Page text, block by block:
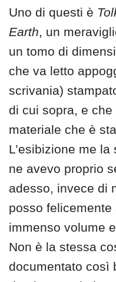
Uno di questi è
Earth, un
un tomo di
che va letto
scrivania)
di cui sopra, e
materiale che è
L’esibizione me
ne avevo proprio
adesso, invece di
posso
immenso volume
Non è la stessa
documentato così